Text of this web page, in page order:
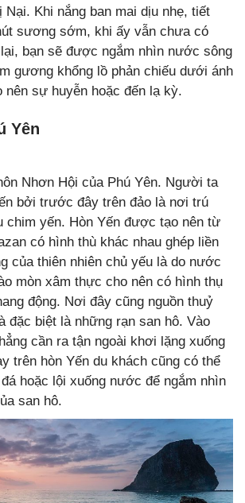
Nại. Khi nắng ban mai dịu nhẹ, tiết
sương sớm, khi ấy vẫn chưa có
bạn sẽ được ngắm nhìn nước sông
gương khổng lồ phản chiếu dưới ánh
nên sự huyễn hoặc đến lạ kỳ.
Yên
Nhơn Hội của Phú Yên. Người ta
bởi trước đây trên đảo là nơi trú
chim yến. Hòn Yến được tạo nên từ
có hình thù khác nhau ghép liền
của thiên nhiên chủ yếu là do nước
mòn xâm thực cho nên có hình thụ
động. Nơi đây cũng nguồn thuỷ
đặc biệt là những rạn san hô. Vào
cần ra tận ngoài khơi lặng xuống
trên hòn Yến du khách cũng có thể
hoặc lội xuống nước để ngắm nhìn
san hô.